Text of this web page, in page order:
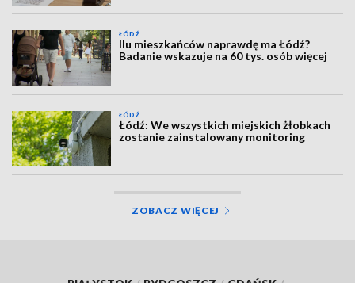
ŁÓDŹ
Ilu mieszkańców naprawdę ma Łódź?
Badanie wskazuje na 60 tys. osób więcej
ŁÓDŹ
Łódź: We wszystkich miejskich żłobkach
zostanie zainstalowany monitoring
ZOBACZ WIĘCEJ